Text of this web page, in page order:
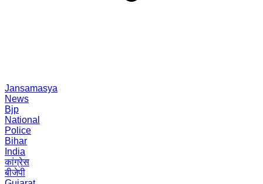
Jansamasya
News
Bjp
National
Police
Bihar
India
कांग्रेस
बीजेपी